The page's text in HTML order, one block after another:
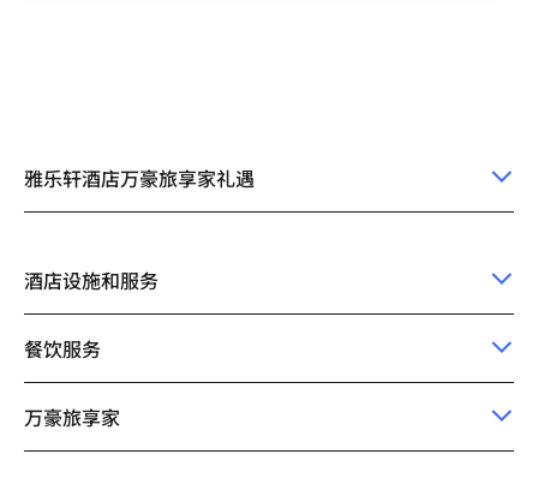
雅乐轩酒店万豪旅享家礼遇
酒店设施和服务
餐饮服务
万豪旅享家